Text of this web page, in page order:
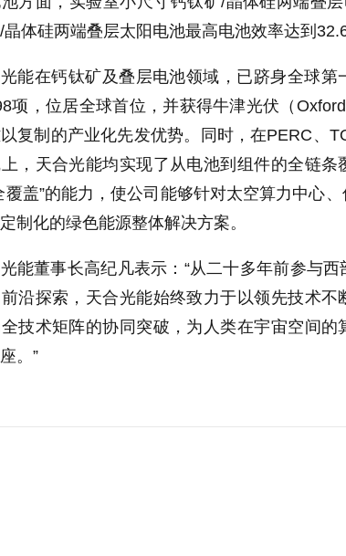
体硅两端叠层太阳电池最高电池效率达到
能在钙钛矿及叠层电池领域，已跻身全球第
项，位居全球首位，并获得牛津光伏（
复制的产业化先发优势。同时，在PERC、
，天合光能均实现了从电池到组件的全链
覆盖”的能力，使公司能够针对太空算力中心
制化的绿色能源整体解决方案。
能董事长高纪凡表示：“从二十多年前参与
沿探索，天合光能始终致力于以领先技术
技术矩阵的协同突破，为人类在宇宙空间的
。”